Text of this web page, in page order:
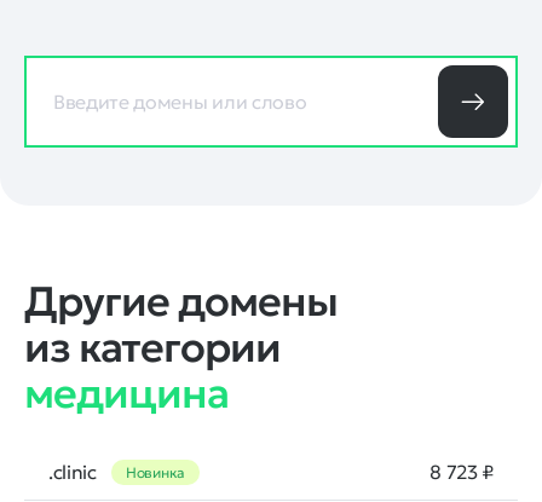
Другие домены
из категории
медицина
.clinic Новинка 8 723 ₽